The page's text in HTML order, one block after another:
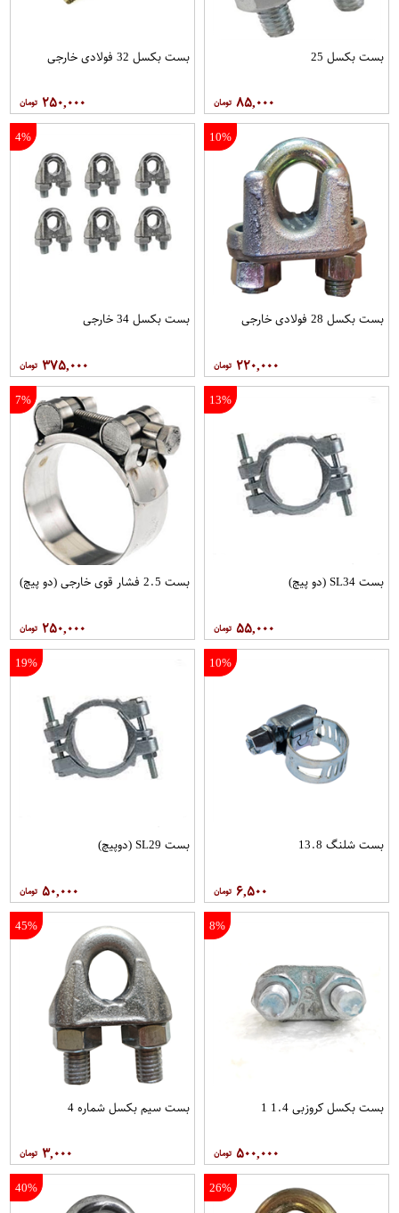
بست بکسل 25
۸۵,۰۰۰
بست بکسل 32 فولادی خارجی
۲۵۰,۰۰۰
10%
بست بکسل 28 فولادی خارجی
۲۲۰,۰۰۰
4%
بست بکسل 34 خارجی
۳۷۵,۰۰۰
13%
بست SL34 (دو پیچ)
۵۵,۰۰۰
7%
بست 2.5 فشار قوی خارجی (دو پیچ)
۲۵۰,۰۰۰
10%
بست شلنگ 13.8
۶,۵۰۰
19%
بست SL29 (دوپیچ)
۵۰,۰۰۰
8%
بست بکسل کروزبی 1.4 1
۵۰۰,۰۰۰
45%
بست سیم بکسل شماره 4
۳,۰۰۰
26%
40%